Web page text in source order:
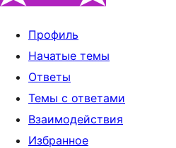
Профиль
Начатые темы
Ответы
Темы с ответами
Взаимодействия
Избранное